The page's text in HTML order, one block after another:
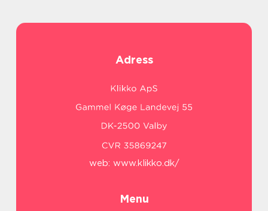
Adress
web: www.klikko.dk/
Menu